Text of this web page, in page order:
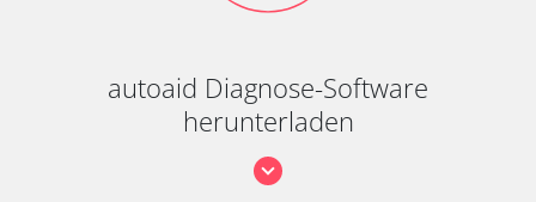
autoaid Diagnose-Software
herunterladen